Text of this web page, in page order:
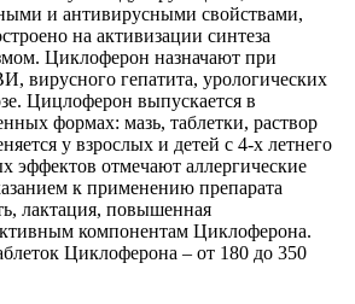
и антивирусными свойствами,
на активизации синтеза
Циклоферон назначают при
вирусного гепатита, урологических
Цицлоферон выпускается в
формах: мазь, таблетки, раствор
у взрослых и детей с 4-х летнего
эффектов отмечают аллергические
к применению препарата
лактация, повышенная
компонентам Циклоферона.
Циклоферона – от 180 до 350